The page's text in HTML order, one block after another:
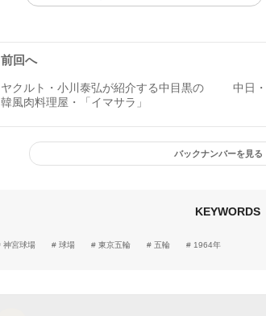
前回へ
ヤクルト・小川泰弘が紹介する中目黒の
韓風肉料理屋・「イマサラ」
中日
バックナンバーを見る
KEYWORDS
神宮球場 球場 東京五輪 五輪 1964年